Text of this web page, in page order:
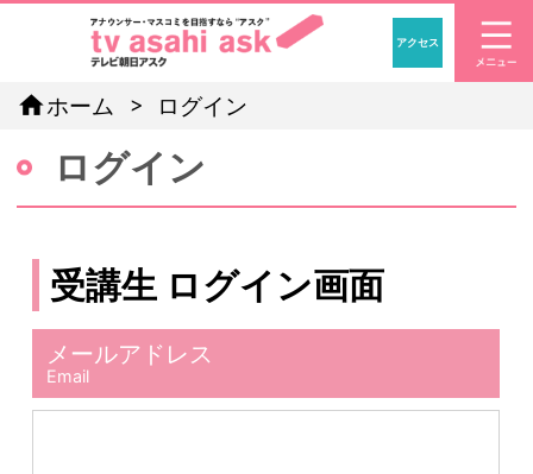
「アナウ
アクセス
homeホーム ログイン
ログイン
受講生 ログイン画面
メールアドレス
Email